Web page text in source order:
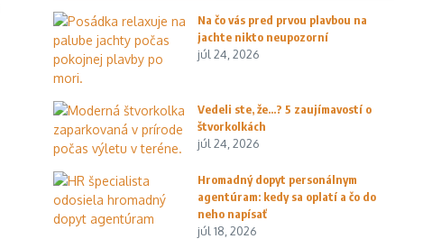
Na čo vás pred prvou plavbou na
jachte nikto neupozorní
júl 24, 2026
Vedeli ste, že…? 5 zaujímavostí o
štvorkolkách
júl 24, 2026
Hromadný dopyt personálnym
agentúram: kedy sa oplatí a čo do
neho napísať
júl 18, 2026